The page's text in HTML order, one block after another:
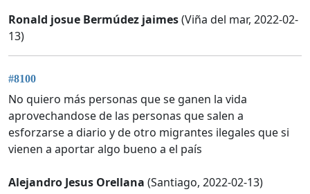
Ronald josue Bermúdez jaimes(Viña del mar, 2022-02-
13)
#8100
No quiero más personas que se ganen la vida
aprovechandose de las personas que salen a
esforzarse a diario y de otro migrantes ilegales que si
vienen a aportar algo bueno a el país
Alejandro Jesus Orellana (Santiago, 2022-02-13)